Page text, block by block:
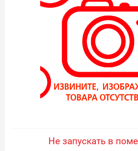
Не запускать в